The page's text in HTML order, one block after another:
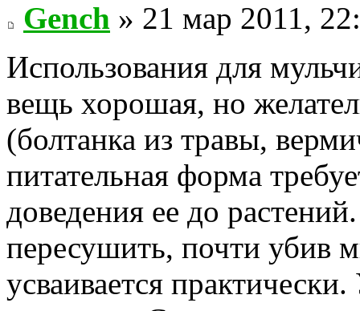
Gench » 21 мар 2011,
Использования для
вещь хорошая, но
(болтанка из травы,
питательная форма
доведения ее до
пересушить, почти убив
усваивается